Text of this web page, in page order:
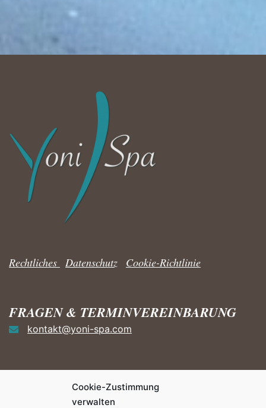
Cookie-Zustimmung
verwalten
Rechtliches Datenschutz Cookie-Richtlinie
FRAGEN & TERMINVEREINBARUNG
kontakt@yoni-spa.com
HÄUFIGE FRAGEN ZUM YONI